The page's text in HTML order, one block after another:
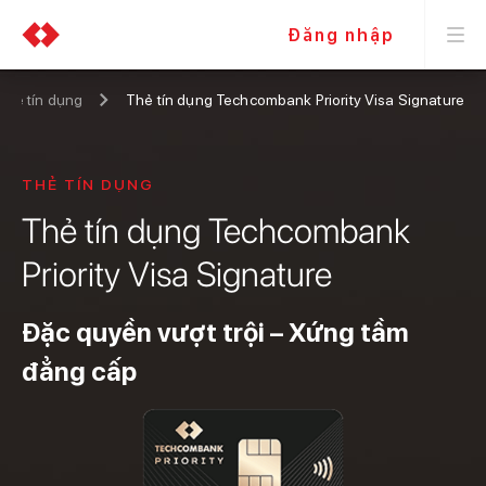
Đăng nhập
tín dụng Thẻ tín dụng Techcombank Priority Visa Signature
THẺ TÍN DỤNG
Thẻ tín dụng Techcombank
Priority Visa Signature
Đặc quyền vượt trội – Xứng tầm
đẳng cấp